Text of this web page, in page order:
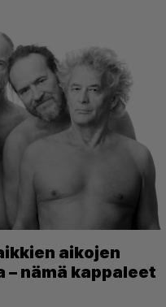
aikojen
nämä kappaleet